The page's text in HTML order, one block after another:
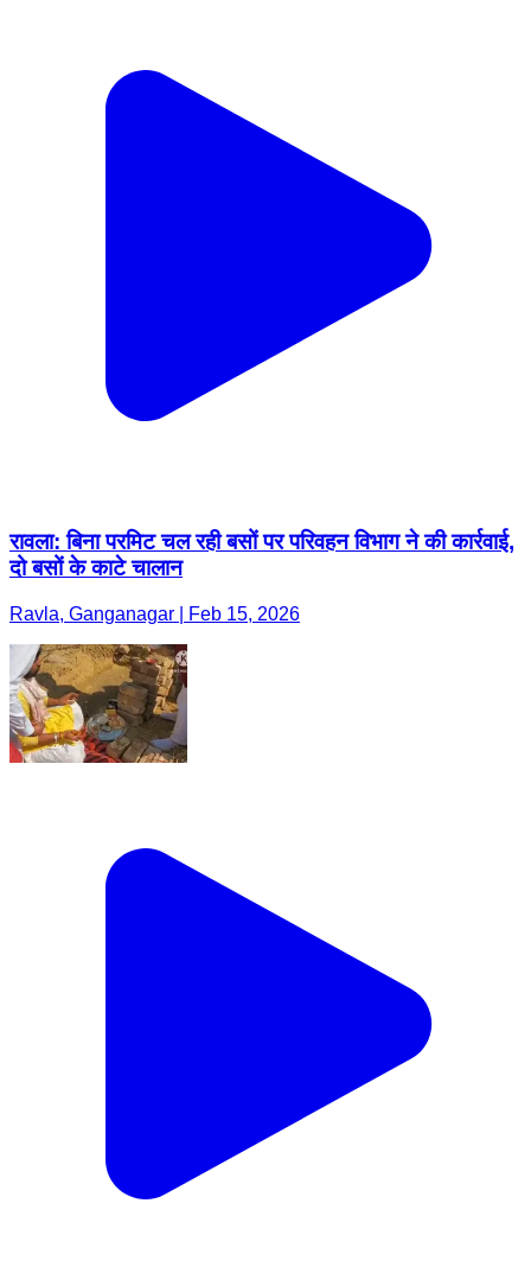
रावला: बिना परमिट चल रही बसों पर परिवहन विभाग ने की कार्रवाई,
दो बसों के काटे चालान
Ravla, Ganganagar | Feb 15, 2026